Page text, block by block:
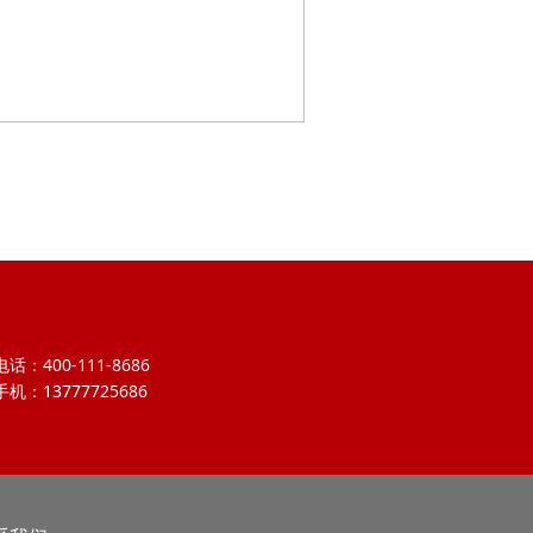
话：400-111-8686
机：13777725686